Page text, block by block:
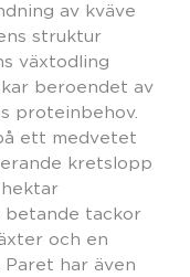
av kväve
struktur
växtodling
beroendet av
proteinbehov.
ett medvetet
kretslopp
hektar
betande tackor
och en
har även